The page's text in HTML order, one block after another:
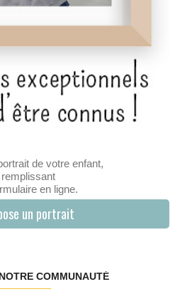
de votre enfant,
en ligne.
un portrait
COMMUNAUTÉ